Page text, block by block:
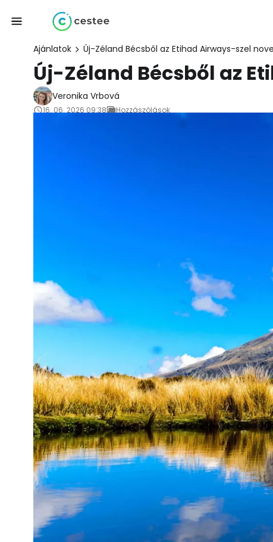
Ajánlatok Új-Zéland Bécsből az Etihad Airways-szel
Új-Zéland Bécsből az
Veronika Vrbová
16. 06. 2026 09:38 Hozzászólások